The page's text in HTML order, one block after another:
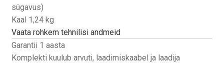
sügavus)
Kaal 1,24 kg
Vaata rohkem tehnilisi andmeid
Garantii 1 aasta
Komplekti kuulub arvuti, laadimiskaabel ja laadija